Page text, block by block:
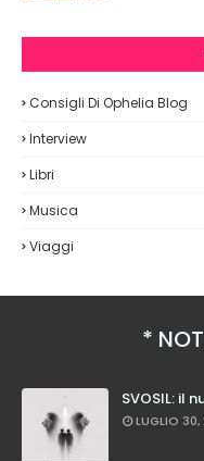
Consigli Di Ophelia Blog
Interview
Libri
Musica
Viaggi
SVOSIL: il
LUGLIO